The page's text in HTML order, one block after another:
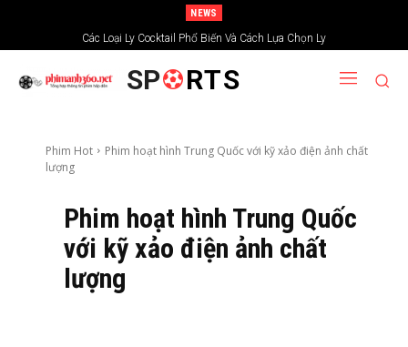
NEWS
Các Loại Ly Cocktail Phổ Biến Và Cách Lựa Chọn Ly
Xem phim trải nghiệm tại kênh truyền hình chiếu phim Ấn Độ
SP RTS
Phim Hot
Phim hoạt hình Trung Quốc với kỹ xảo điện ảnh chất
lượng
Phim hoạt hình Trung Quốc
với kỹ xảo điện ảnh chất
lượng